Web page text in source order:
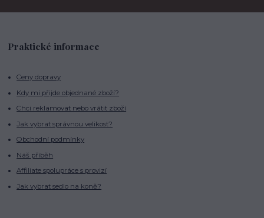
Praktické informace
Ceny dopravy
Kdy mi přijde objednané zboží?
Chci reklamovat nebo vrátit zboží
Jak vybrat správnou velikost?
Obchodní podmínky
Náš příběh
Affiliate spolupráce s provizí
Jak vybrat sedlo na koně?